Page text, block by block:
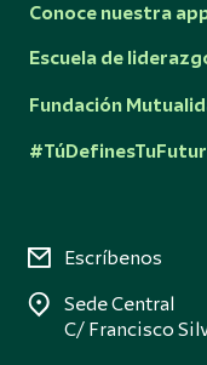
Conoce nuestra
Escuela de
Fundación
Escríbenos
Sede Central
C/ Francisco